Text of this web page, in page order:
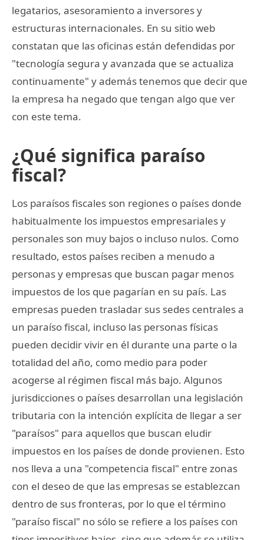
legatarios, asesoramiento a inversores y
estructuras internacionales. En su sitio web
constatan que las oficinas están defendidas por
"tecnología segura y avanzada que se actualiza
continuamente" y además tenemos que decir que
la empresa ha negado que tengan algo que ver
con este tema.
¿Qué significa paraíso
fiscal?
Los paraísos fiscales son regiones o países donde
habitualmente los impuestos empresariales y
personales son muy bajos o incluso nulos. Como
resultado, estos países reciben a menudo a
personas y empresas que buscan pagar menos
impuestos de los que pagarían en su país. Las
empresas pueden trasladar sus sedes centrales a
un paraíso fiscal, incluso las personas físicas
pueden decidir vivir en él durante una parte o la
totalidad del año, como medio para poder
acogerse al régimen fiscal más bajo. Algunos
jurisdicciones o países desarrollan una legislación
tributaria con la intención explícita de llegar a ser
"paraísos" para aquellos que buscan eludir
impuestos en los países de donde provienen. Esto
nos lleva a una "competencia fiscal" entre zonas
con el deseo de que las empresas se establezcan
dentro de sus fronteras, por lo que el término
"paraíso fiscal" no sólo se refiere a los países con